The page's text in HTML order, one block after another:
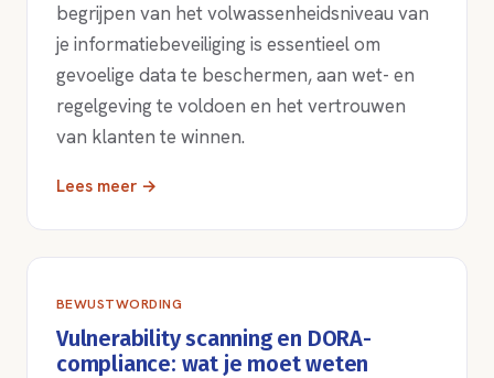
begrijpen van het volwassenheidsniveau van
je informatiebeveiliging is essentieel om
gevoelige data te beschermen, aan wet- en
regelgeving te voldoen en het vertrouwen
van klanten te winnen.
Lees meer →
BEWUSTWORDING
Vulnerability scanning en DORA-
compliance: wat je moet weten